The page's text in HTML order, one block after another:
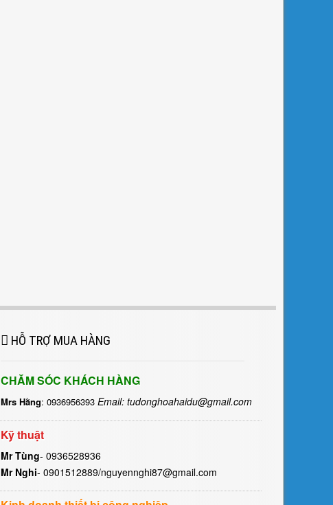
HỖ TRỢ MUA HÀNG
CHĂM SÓC KHÁCH HÀNG
Mrs Hằng: 0936956393 Email: tudonghoahaidu@gmail.com
Kỹ thuật
Mr Tùng- 0936528936
Mr Nghi- 0901512889/nguyennghi87@gmail.com